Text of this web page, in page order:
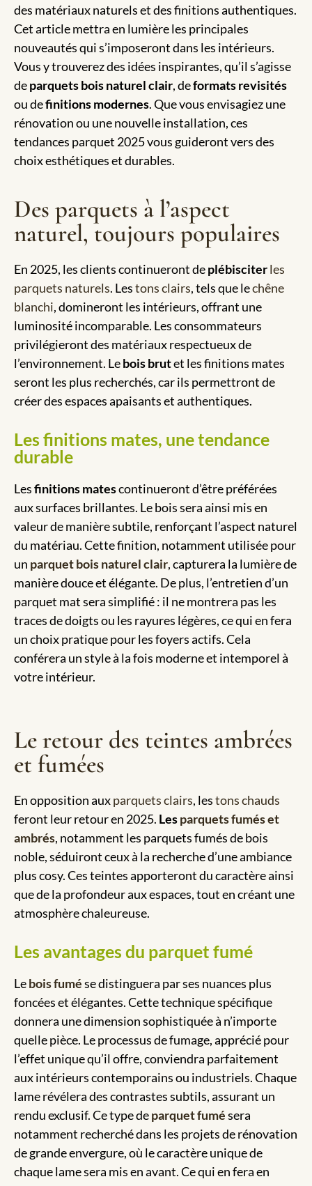
des matériaux naturels et des finitions authentiques.
Cet article mettra en lumière les principales
nouveautés qui s’imposeront dans les intérieurs.
Vous y trouverez des idées inspirantes, qu’il s’agisse
deparquets bois naturel clair, deformats revisités
ou definitions modernes. Que vous envisagiez une
rénovation ou une nouvelle installation, ces
tendances parquet 2025 vous guideront vers des
choix esthétiques et durables.
Des parquets à l’aspect
naturel, toujours populaires
En 2025, les clients continueront deplébisciterles
parquets naturels. Lestons clairs, tels que lechêne
blanchi, domineront les intérieurs, offrant une
luminosité incomparable. Les consommateurs
privilégieront des matériaux respectueux de
l’environnement. Lebois brutet les finitions mates
seront les plus recherchés, car ils permettront de
créer des espaces apaisants et authentiques.
Les finitions mates, une tendance
durable
Lesfinitions matescontinueront d’être préférées
aux surfaces brillantes. Le bois sera ainsi mis en
valeur de manière subtile, renforçant l’aspect naturel
du matériau. Cette finition, notamment utilisée pour
un parquet bois naturel clair, capturera la lumière de
manière douce et élégante. De plus, l’entretien d’un
parquet mat sera simplifié : il ne montrera pas les
traces de doigts ou les rayures légères, ce qui en fera
un choix pratique pour les foyers actifs. Cela
conférera un style à la fois moderne et intemporel à
votre intérieur.
Le retour des teintes ambrées
et fumées
En opposition auxparquets clairs, lestons chauds
feront leur retour en 2025. Lesparquets fumés et
ambrés, notamment les parquets fumés de bois
noble, séduiront ceux à la recherche d’une ambiance
plus cosy. Ces teintes apporteront du caractère ainsi
que de la profondeur aux espaces, tout en créant une
atmosphère chaleureuse.
Les avantages du parquet fumé
Lebois fumése distinguera par ses nuances plus
foncées et élégantes. Cette technique spécifique
donnera une dimension sophistiquée à n’importe
quelle pièce. Le processus de fumage, apprécié pour
l’effet unique qu’il offre, conviendra parfaitement
aux intérieurs contemporains ou industriels. Chaque
lame révélera des contrastes subtils, assurant un
rendu exclusif. Ce type deparquet fumésera
notamment recherché dans les projets de rénovation
de grande envergure, où le caractère unique de
chaque lame sera mis en avant. Ce qui en fera en